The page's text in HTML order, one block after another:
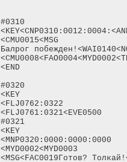
#0310
<CMU0015<MSG
Балрог
<END
#0320
<KEY
<FLJ0762:0322
<FLJ0761:0321<EVE0500
#0321
<KEY
<MNP0320:0000:0000:0000
<MYD0002<MYD0003
<MSG<FAC0019Готов?